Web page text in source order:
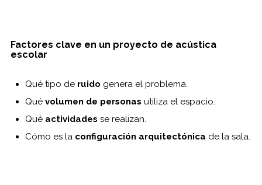
Factores clave en un proyecto de acústica
escolar
Qué tipo de ruido genera el problema.
Qué volumen de personas utiliza el espacio.
Qué actividades se realizan.
Cómo es la configuración arquitectónica de la sala.